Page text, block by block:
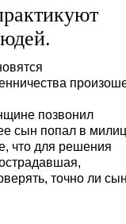
позвонил
сын попал в
что для решения
точно ли